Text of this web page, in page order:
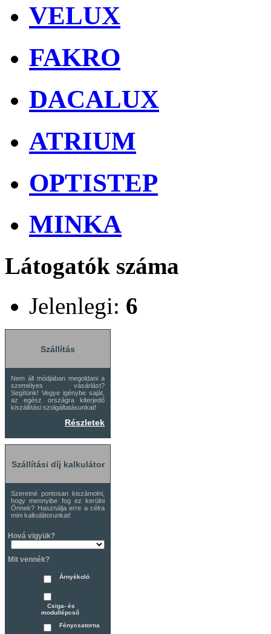
VELUX
FAKRO
DACALUX
ATRIUM
OPTISTEP
MINKA
Látogatók száma
Jelenlegi: 6
Szállítás
Nem áll módjában megoldani a
személyes vásárlást?
Segítünk! Vegye igénybe saját,
az egész országra kiterjedő
kiszállítási szolgáltatásunkat!
Részletek
Szállítási díj kalkulátor
Szeretné pontosan kiszámolni,
hogy mennyibe fog ez kerülni
Önnek? Használja erre a célra
mini kalkulátorunkat!
Hová vigyük?
Mit vennék?
Árnyékoló
Csiga- és
modullépcső
Fénycsatorna